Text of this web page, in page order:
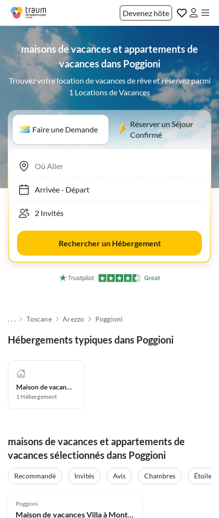
Devenez hôte
maisons de vacances et appartements de
vacances dans Poggioni
Trouvez votre location de vacances de rêve et réservez parmi
1 Locations de Vacances
Faire une Demande
Réserver un Séjour
Confirmé
Arrivée- Départ
Rechercher un Hébergement
. . . Toscane Arezzo Poggioni
Hébergements typiques dans Poggioni
Maison de vacances
1 Hébergement
maisons de vacances et appartements de
vacances sélectionnés dans Poggioni
Recommandé Invités Avis Chambres
Étoiles
Poggioni